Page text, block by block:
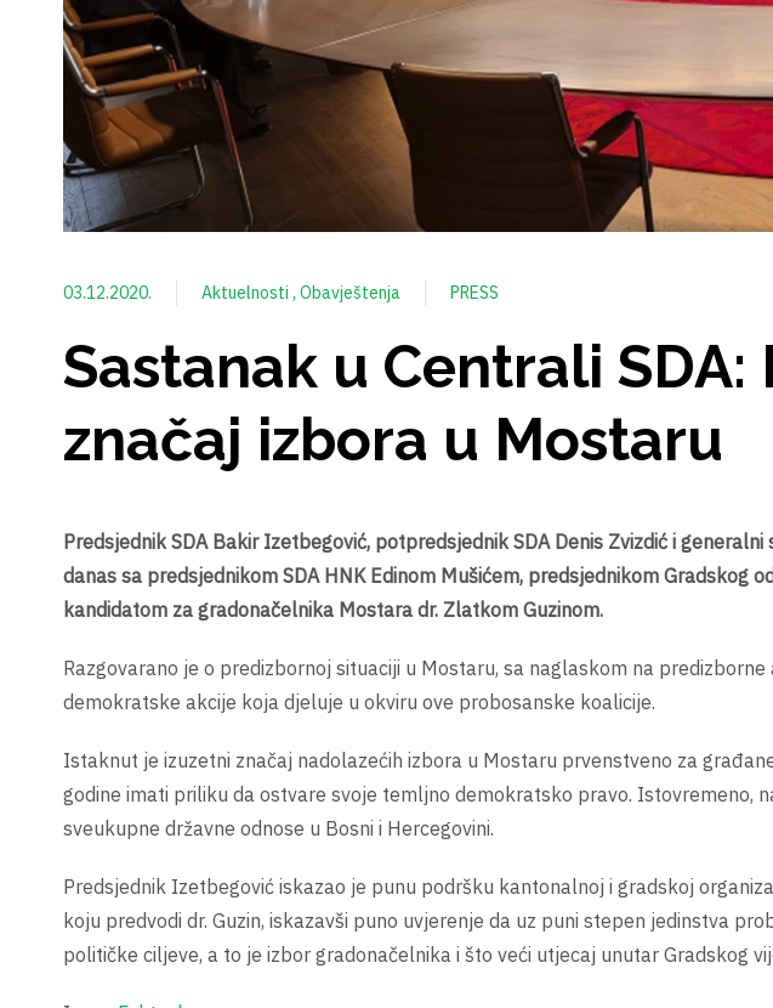
03.12.2020. Aktuelnosti Obavještenja PRESS
Sastanak u Centrali SDA:
značaj izbora u Mostaru
Predsjednik SDA Bakir Izetbegović, potpredsjednik SDA Denis Zvizdić i
danas sa predsjednikom SDA HNK Edinom Mušićem, predsjednikom Gradskog
kandidatom za gradonačelnika Mostara dr. Zlatkom Guzinom.
Razgovarano je o predizbornoj situaciji u Mostaru, sa naglaskom na
demokratske akcije koja djeluje u okviru ove probosanske koalicije.
Istaknut je izuzetni značaj nadolazećih izbora u Mostaru prvenstveno za
godine imati priliku da ostvare svoje temljno demokratsko pravo. Istovremeno,
sveukupne državne odnose u Bosni i Hercegovini.
Predsjednik Izetbegović iskazao je punu podršku kantonalnoj i gradskoj
koju predvodi dr. Guzin, iskazavši puno uvjerenje da uz puni stepen jedinstva
političke ciljeve, a to je izbor gradonačelnika i što veći utjecaj unutar Gradskog